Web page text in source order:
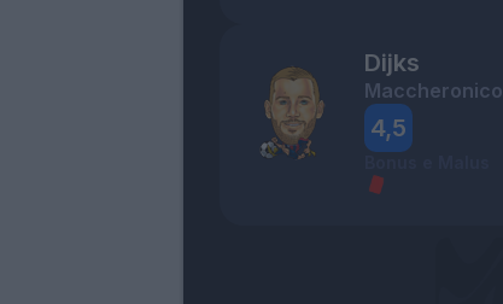
Dijks
Maccheronico
4,5